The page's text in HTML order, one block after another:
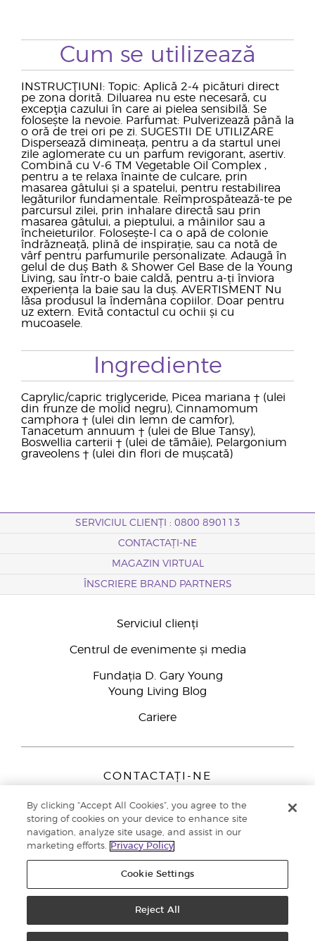
Cum se utilizează
INSTRUCŢIUNI: Topic: Aplică 2-4 picături direct
pe zona dorită. Diluarea nu este necesară, cu
excepţia cazului în care ai pielea sensibilă. Se
folosește la nevoie. Parfumat: Pulverizează până la
o oră de trei ori pe zi. SUGESTII DE UTILIZARE
Dispersează dimineața, pentru a da startul unei
zile aglomerate cu un parfum revigorant, asertiv.
Combină cu V-6 TM Vegetable Oil Complex ,
pentru a te relaxa înainte de culcare, prin
masarea gâtului și a spatelui, pentru restabilirea
legăturilor fundamentale. Reîmprospătează-te pe
parcursul zilei, prin inhalare directă sau prin
masarea gâtului, a pieptului, a mâinilor sau a
încheieturilor. Folosește-l ca o apă de colonie
îndrăzneață, plină de inspirație, sau ca notă de
vârf pentru parfumurile personalizate. Adaugă în
gelul de duș Bath & Shower Gel Base de la Young
Living, sau într-o baie caldă, pentru a-ți înviora
experiența la baie sau la duș. AVERTISMENT Nu
lăsa produsul la îndemâna copiilor. Doar pentru
uz extern. Evită contactul cu ochii și cu
mucoasele.
Ingrediente
Caprylic/capric triglyceride, Picea mariana † (ulei
din frunze de molid negru), Cinnamomum
camphora † (ulei din lemn de camfor),
Tanacetum annuum † (ulei de Blue Tansy),
Boswellia carterii † (ulei de tãmâie), Pelargonium
graveolens † (ulei din flori de mușcată)
SERVICIUL CLIENȚI : 0800 890113
CONTACTAȚI-NE
MAGAZIN VIRTUAL
ÎNSCRIERE BRAND PARTNERS
Serviciul clienți
Centrul de evenimente și media
Fundația D. Gary Young
Young Living Blog
Cariere
CONTACTAȚI-NE
Peizerweg 97
9727 AJ Groningen
Netherlands
Înscriere Brand Partners0800 890113
Politica de confidențialitate
By clicking “Accept All Cookies”, you agree to the
storing of cookies on your device to enhance site
navigation, analyze site usage, and assist in our
marketing efforts.
Privacy Policy
Cookie Settings
Reject All